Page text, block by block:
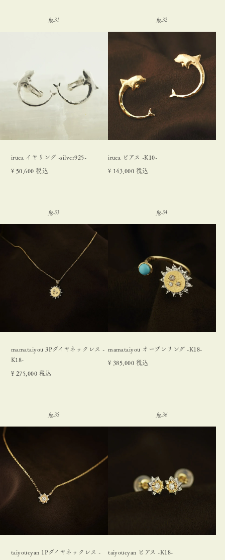
iruca イヤリング -silver925-
¥ 50,600 税込
iruca ピアス -K10-
¥ 143,000 税込
mamataiyou 3Pダイヤネックレス -
K18-
¥ 275,000 税込
mamataiyou オープンリング -K18-
¥ 385,000 税込
taiyoucyan 1Pダイヤネックレス -
taiyoucyan ピアス -K18-